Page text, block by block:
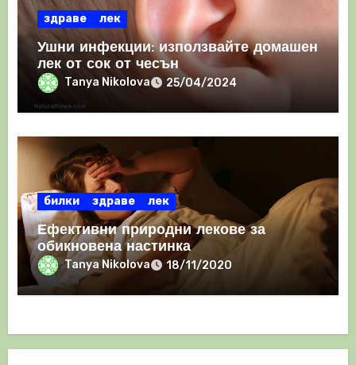
здраве лек
Ушни инфекции: използвайте домашен
лек от сок от чесън
Tanya Nikolova 25/04/2024
билки здраве лек
Ефективни природни лекове за
обикновена настинка
Tanya Nikolova 18/11/2020